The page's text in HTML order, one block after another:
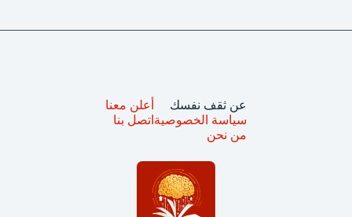
عن ثقف نفسك
سياسة الخصوصية
من نحن
أعلن معنا
اتصل بنا